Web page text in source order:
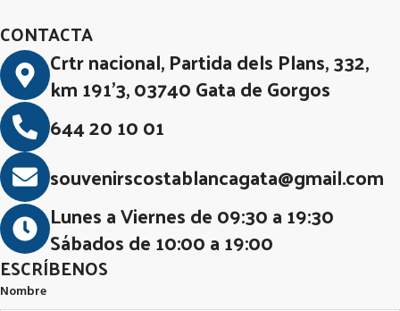
CONTACTA
Crtr nacional, Partida dels Plans, 332,
km 191'3, 03740 Gata de Gorgos
644 20 10 01
souvenirscostablancagata@gmail.com
Lunes a Viernes de 09:30 a 19:30
Sábados de 10:00 a 19:00
ESCRÍBENOS
Nombre